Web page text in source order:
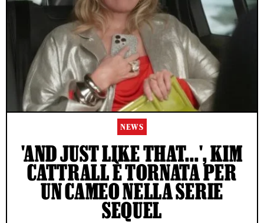
NEWS
'AND JUST LIKE THAT...', KIM
CATTRALL È TORNATA PER
UN CAMEO NELLA SERIE
SEQUEL